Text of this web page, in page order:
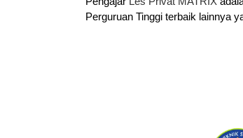
Perguruan Tinggi terbaik lainnya